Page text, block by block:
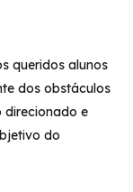
queridos alunos
dos obstáculos
direcionado e
do